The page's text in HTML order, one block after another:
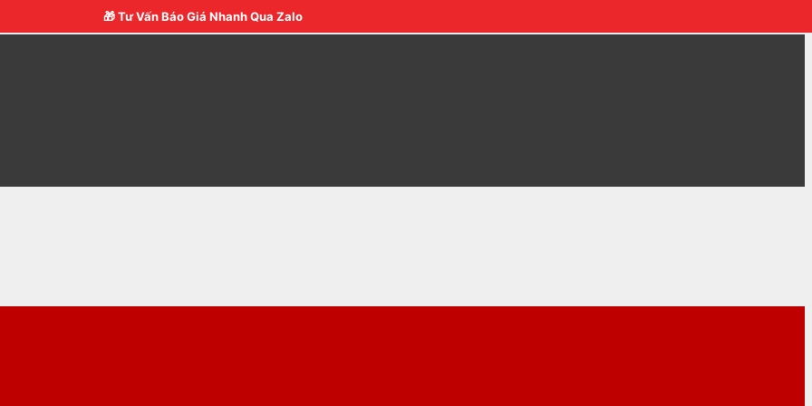
🎁 Tư Vấn Báo Giá Nhanh Qua Zalo